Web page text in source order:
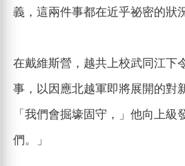
義，這兩件事都在近乎祕密的狀
在戴維斯營，越共上校武同江下
事，以因應北越軍即將展開的對
「我們會掘壕固守，」他向上級
們。」